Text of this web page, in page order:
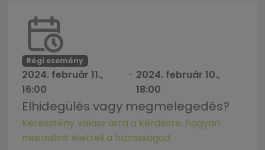
számlaszámra és a megadott közleménnyel tudjátok
elutalni: Káposztási Családok Egyesülete 16200113-
00163509-00000000 (MagNet Bank) […]
Régi esemény
2024. február 11.,
16:00
- 2024. február 10.,
18:00
Elhidegülés vagy megmelegedés?
Keresztény válasz arra a kérdésre, hogyan
maradhat életteli a házasságod